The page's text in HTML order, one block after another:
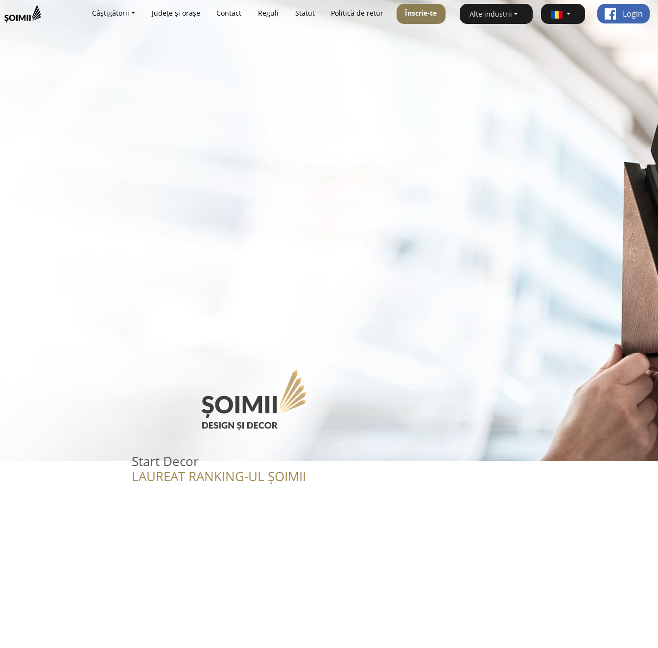
Câștigătorii Județe și orașe Contact Reguli Statut Politică de retur Înscrie-te Alte industrii Login
Start Decor
LAUREAT RANKING-UL ȘOIMII